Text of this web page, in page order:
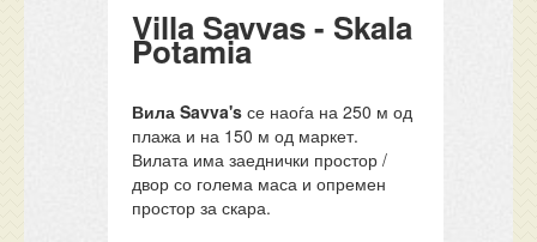
Villa Savvas - Skala
Potamia
Вила Savva's се наоѓа на 250 м од
плажа и на 150 м од маркет.
Вилата има заеднички простор /
двор со голема маса и опремен
простор за скара.